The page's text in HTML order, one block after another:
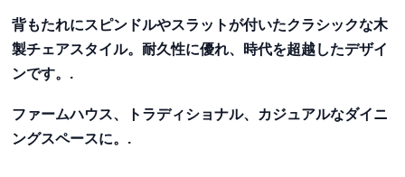
背もたれにスピンドルやスラットが付いたクラシックな木
製チェアスタイル。耐久性に優れ、時代を超越したデザイ
ンです。.
ファームハウス、トラディショナル、カジュアルなダイニ
ングスペースに。.